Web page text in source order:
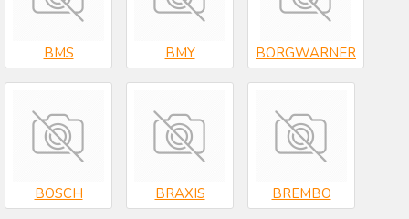
BMS BMY BORGWARNER
BOSCH BRAXIS BREMBO